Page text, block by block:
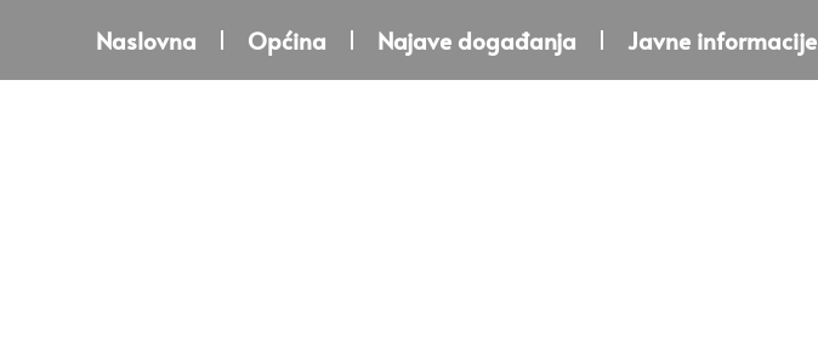
Naslovna Općina Najave događanja Javne informacije